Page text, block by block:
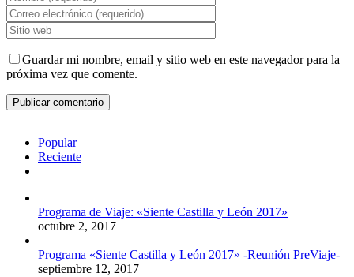
Guardar mi nombre, email y sitio web en este navegador para la
próxima vez que comente.
Popular
Reciente
Programa de Viaje: «Siente Castilla y León 2017»
octubre 2, 2017
Programa «Siente Castilla y León 2017» -Reunión PreViaje-
septiembre 12, 2017